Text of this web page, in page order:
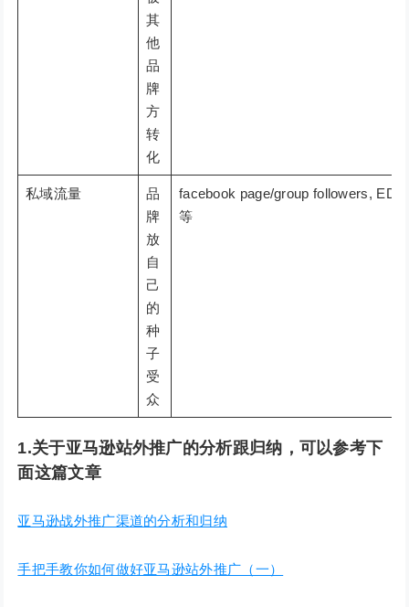
其
他
品
牌
方
转
化
私域流量
品
牌
放
自
己
的
种
子
受
众
facebook page/group followers,
等
1.关于亚马逊站外推广的分析跟归纳，可以参考下
面这篇文章
亚马逊战外推广渠道的分析和归纳
手把手教你如何做好亚马逊站外推广（一）